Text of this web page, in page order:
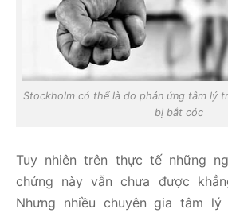
Stockholm có thể là do phản ứng tâm lý
bị bắt cóc
Tuy nhiên trên thực tế những
chứng này vẫn chưa được
Nhưng nhiều chuyên gia tâm